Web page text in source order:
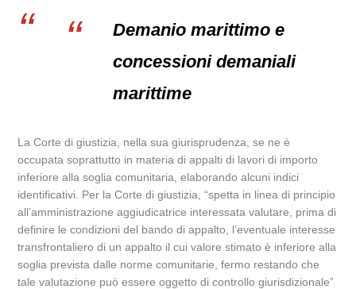
Demanio marittimo e
concessioni demaniali
marittime
La Corte di giustizia, nella sua giurisprudenza, se ne è
occupata soprattutto in materia di appalti di lavori di importo
inferiore alla soglia comunitaria, elaborando alcuni indici
identificativi. Per la Corte di giustizia, “spetta in linea di principio
all’amministrazione aggiudicatrice interessata valutare, prima di
definire le condizioni del bando di appalto, l’eventuale interesse
transfrontaliero di un appalto il cui valore stimato è inferiore alla
soglia prevista dalle norme comunitarie, fermo restando che
tale valutazione può essere oggetto di controllo giurisdizionale”